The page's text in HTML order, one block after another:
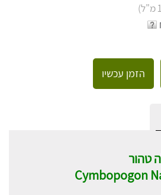
הזמן עכשיו
טהור
Cymbopogon